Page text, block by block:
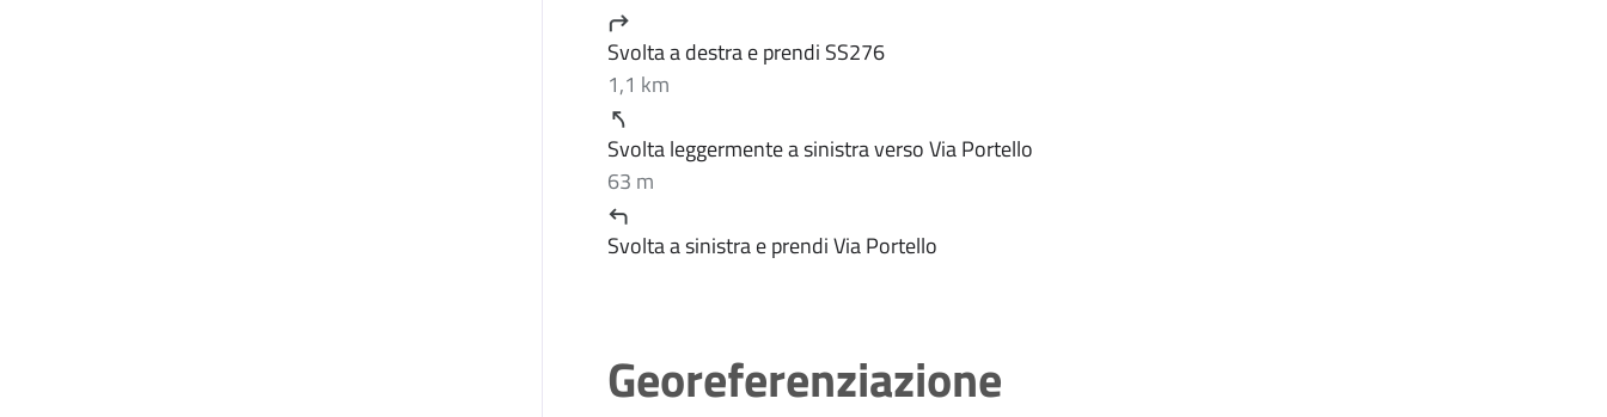
Svolta a destra e prendi SS276
1,1 km
Svolta leggermente a sinistra verso Via Portello
63 m
Svolta a sinistra e prendi Via Portello
Georeferenziazione